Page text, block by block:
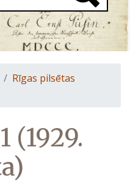
Rīgas pilsētas
(1929.